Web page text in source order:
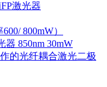
激光器
800mW）
850nm 30mW
的光纤耦合激光二极